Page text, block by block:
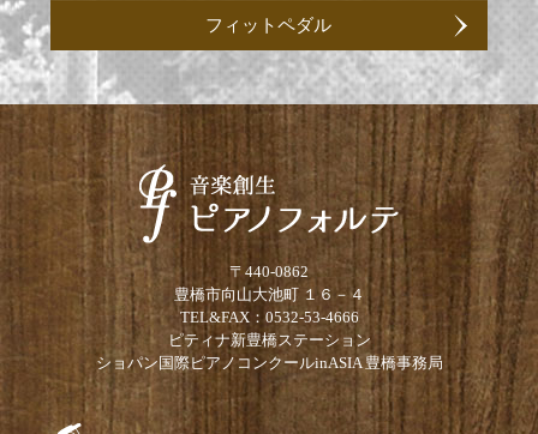
フィットペダル
〒440-0862
豊橋市向山大池町 １６－４
TEL&FAX：0532-53-4666
ピティナ新豊橋ステーション
ショパン国際ピアノコンクールinASIA 豊橋事務局